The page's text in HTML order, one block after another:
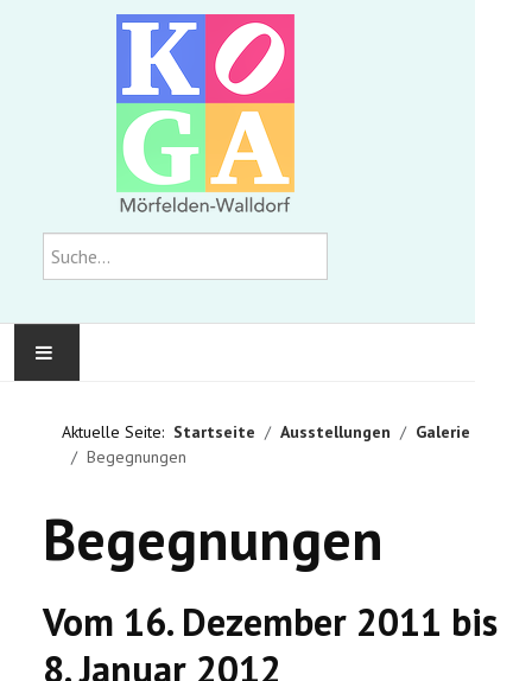
Suchen
AUSSTELLUNGEN
WIR ÜBER UNS
Aktuelle Seite: Startseite Ausstellungen
Galerie
Begegnungen
Begegnungen
Vom 16. Dezember 2011 bis
8. Januar 2012